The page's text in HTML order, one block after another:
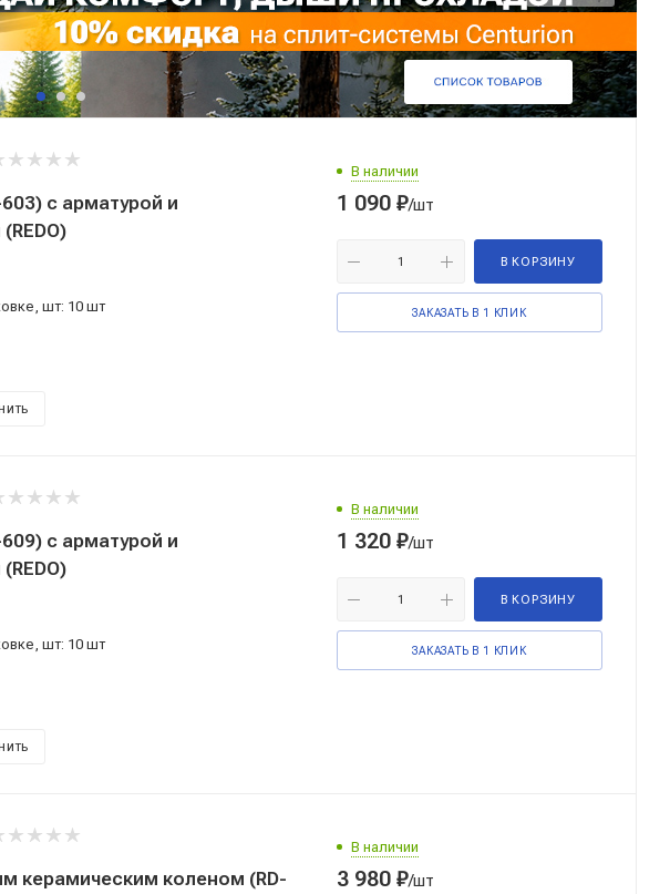
с арматурой и
шт: 10 шт
В наличии
1 090 ₽/шт
В КОРЗИНУ
ЗАКАЗАТЬ В 1 КЛИК
с арматурой и
шт: 10 шт
В наличии
1 320 ₽/шт
В КОРЗИНУ
ЗАКАЗАТЬ В 1 КЛИК
керамическим коленом (RD-
В наличии
3 980 ₽/шт